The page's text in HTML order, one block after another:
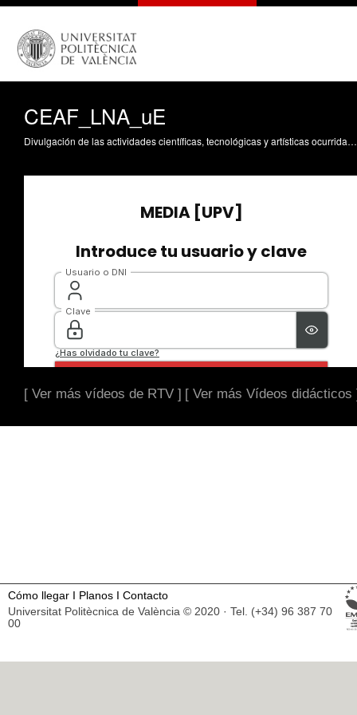
CEAF_LNA_uE
Divulgación de las actividades científicas, tecnológicas y artísticas ocurridas en los tres campus de la UPV
[ Ver más vídeos de RTV ] [ Ver más Vídeos didácticos
Cómo llegar I Planos I Contacto
Universitat Politècnica de València © 2020 · Tel. (+34) 96 387 70
00